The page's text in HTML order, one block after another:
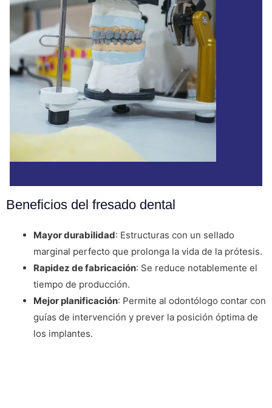
Beneficios del fresado dental
Mayor durabilidad: Estructuras con un sellado
marginal perfecto que prolonga la vida de la prótesis.
Rapidez de fabricación: Se reduce notablemente el
tiempo de producción.
Mejor planificación: Permite al odontólogo contar con
guías de intervención y prever la posición óptima de
los implantes.